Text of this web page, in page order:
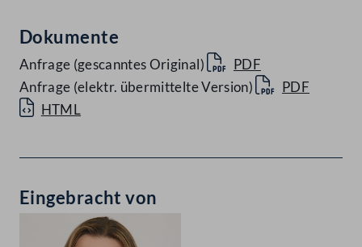
Dokumente
Anfrage (gescanntes Original)
PDF
Anfrage (elektr. übermittelte Version)
PDF
HTML
Eingebracht von